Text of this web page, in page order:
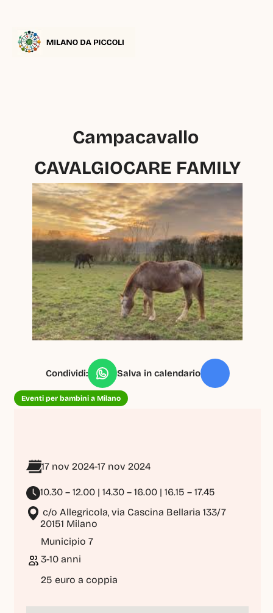
Campacavallo
CAVALGIOCARE FAMILY
Condividi: Salva in calendario
Eventi per bambini a Milano
17 nov 2024-17 nov 2024
10.30 – 12.00 | 14.30 – 16.00 | 16.15 – 17.45
20151 Milano
Municipio 7
3-10 anni
25 euro a coppia